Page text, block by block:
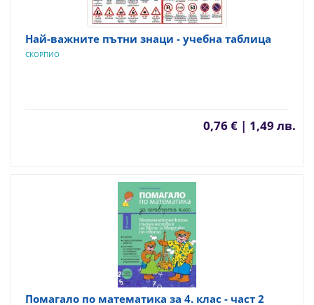
Най-важните пътни знаци - учебна таблица
СКОРПИО
0,76 € | 1,49 лв.
Помагало по математика за 4. клас - част 2